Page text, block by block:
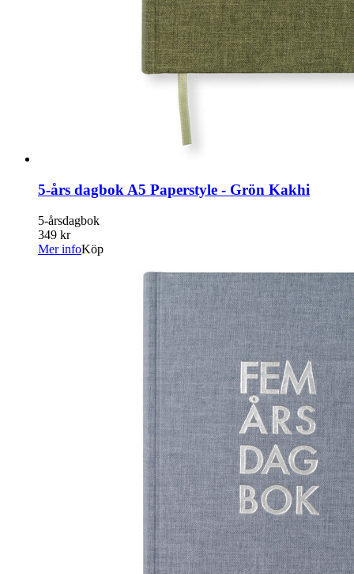
5-års dagbok A5 Paperstyle - Grön Kakhi
5-årsdagbok
349 kr
Mer infoKöp